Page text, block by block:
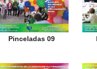
Pinceladas 09